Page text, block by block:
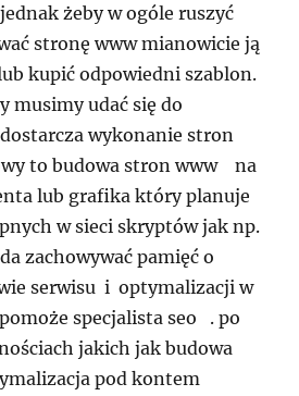
żeby w ogóle ruszyć
stronę www mianowicie ją
kupić odpowiedni szablon.
musimy udać się do
wykonanie stron
to budowa stron www na
lub grafika który planuje
w sieci skryptów jak np.
zachowywać pamięć o
serwisu i optymalizacji w
specjalista seo . po
jakich jak budowa
pod kontem